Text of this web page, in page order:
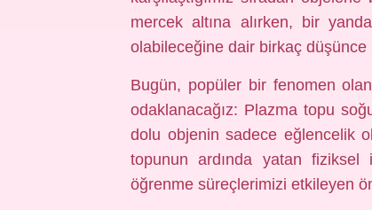
mercek altına alırken, bir
olabileceğine dair birkaç düşünce
Bugün, popüler bir fenomen
odaklanacağız: Plazma topu
dolu objenin sadece eğlencelik
topunun ardında yatan
öğrenme süreçlerimizi etkileyen